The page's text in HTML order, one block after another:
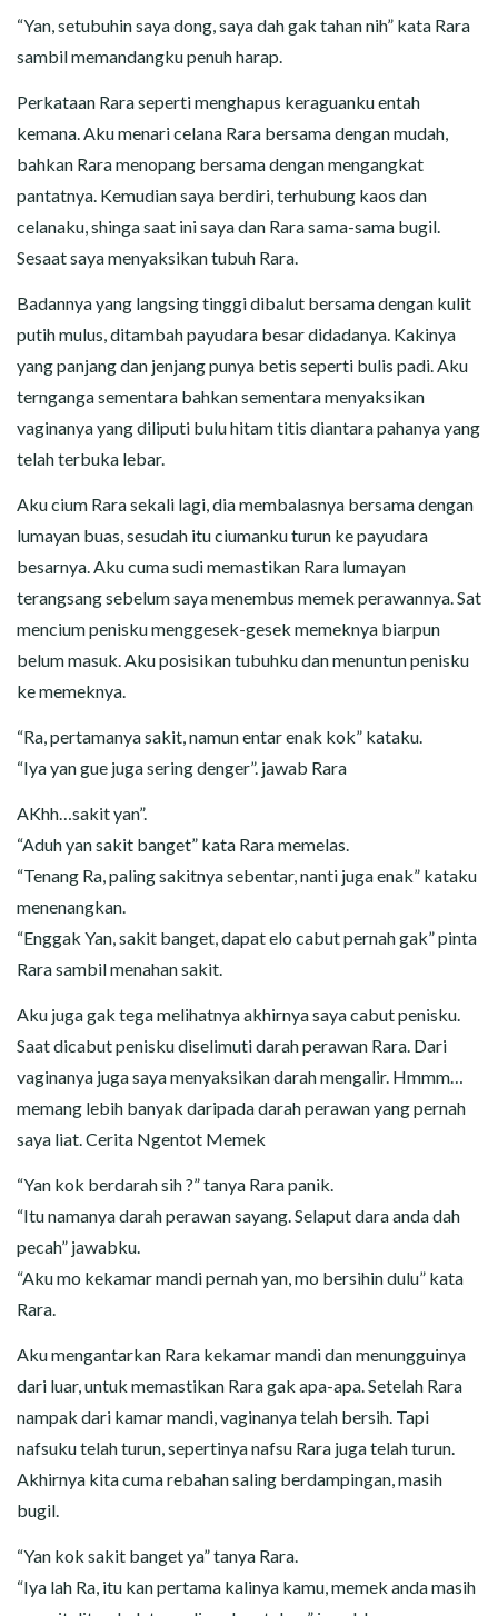
“Yan, setubuhin saya dong, saya dah gak tahan nih” kata Rara
sambil memandangku penuh harap.
Perkataan Rara seperti menghapus keraguanku entah
kemana. Aku menari celana Rara bersama dengan mudah,
bahkan Rara menopang bersama dengan mengangkat
pantatnya. Kemudian saya berdiri, terhubung kaos dan
celanaku, shinga saat ini saya dan Rara sama-sama bugil.
Sesaat saya menyaksikan tubuh Rara.
Badannya yang langsing tinggi dibalut bersama dengan kulit
putih mulus, ditambah payudara besar didadanya. Kakinya
yang panjang dan jenjang punya betis seperti bulis padi. Aku
ternganga sementara bahkan sementara menyaksikan
vaginanya yang diliputi bulu hitam titis diantara pahanya yang
telah terbuka lebar.
Aku cium Rara sekali lagi, dia membalasnya bersama dengan
lumayan buas, sesudah itu ciumanku turun ke payudara
besarnya. Aku cuma sudi memastikan Rara lumayan
terangsang sebelum saya menembus memek perawannya. Sat
mencium penisku menggesek-gesek memeknya biarpun
belum masuk. Aku posisikan tubuhku dan menuntun penisku
ke memeknya.
“Ra, pertamanya sakit, namun entar enak kok” kataku.
“Iya yan gue juga sering denger”. jawab Rara
AKhh…sakit yan”.
“Aduh yan sakit banget” kata Rara memelas.
“Tenang Ra, paling sakitnya sebentar, nanti juga enak” kataku
menenangkan.
“Enggak Yan, sakit banget, dapat elo cabut pernah gak” pinta
Rara sambil menahan sakit.
Aku juga gak tega melihatnya akhirnya saya cabut penisku.
Saat dicabut penisku diselimuti darah perawan Rara. Dari
vaginanya juga saya menyaksikan darah mengalir. Hmmm…
memang lebih banyak daripada darah perawan yang pernah
saya liat. Cerita Ngentot Memek
“Yan kok berdarah sih ?” tanya Rara panik.
“Itu namanya darah perawan sayang. Selaput dara anda dah
pecah” jawabku.
“Aku mo kekamar mandi pernah yan, mo bersihin dulu” kata
Rara.
Aku mengantarkan Rara kekamar mandi dan menungguinya
dari luar, untuk memastikan Rara gak apa-apa. Setelah Rara
nampak dari kamar mandi, vaginanya telah bersih. Tapi
nafsuku telah turun, sepertinya nafsu Rara juga telah turun.
Akhirnya kita cuma rebahan saling berdampingan, masih
bugil.
“Yan kok sakit banget ya” tanya Rara.
“Iya lah Ra, itu kan pertama kalinya kamu, memek anda masih